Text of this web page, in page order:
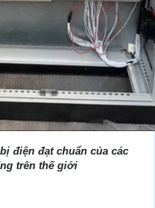
điện đạt chuẩn của các
trên thế giới